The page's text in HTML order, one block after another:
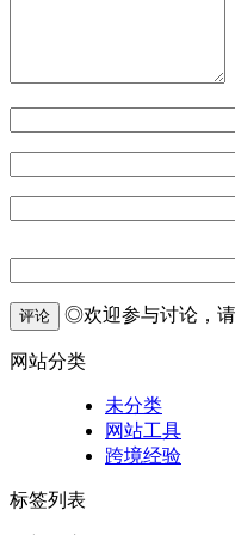
评论 ◎欢迎参与讨论，
网站分类
未分类
网站工具
跨境经验
标签列表